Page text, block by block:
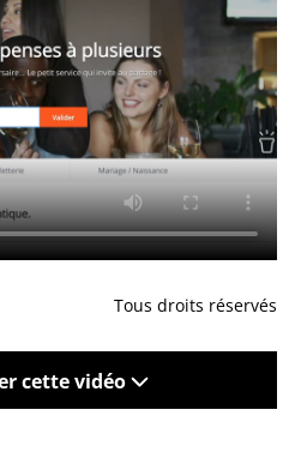
Tous droits réservés
cette vidéo